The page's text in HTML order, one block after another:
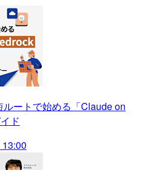
ルートで始める「Claude on
ド